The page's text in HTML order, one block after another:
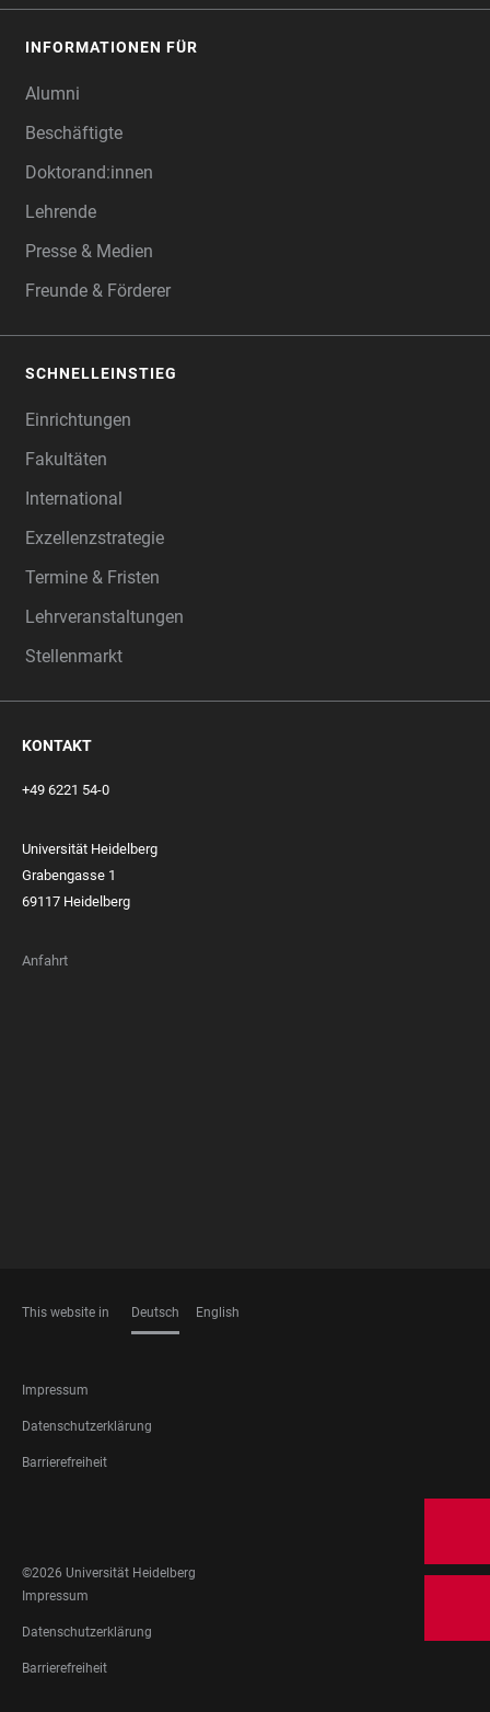
INFORMATIONEN FÜR
Alumni
Beschäftigte
Doktorand:innen
Lehrende
Presse & Medien
Freunde & Förderer
SCHNELLEINSTIEG
Einrichtungen
Fakultäten
International
Exzellenzstrategie
Termine & Fristen
Lehrveranstaltungen
Stellenmarkt
KONTAKT
+49 6221 54-0
Universität Heidelberg
Grabengasse 1
69117 Heidelberg
Anfahrt
This website in Deutsch English
FOOTER
LEGAL
Impressum
Datenschutzerklärung
Barrierefreiheit
MEDIA
©2026 Universität Heidelberg
FOOTER
LEGAL
Impressum
Datenschutzerklärung
Barrierefreiheit